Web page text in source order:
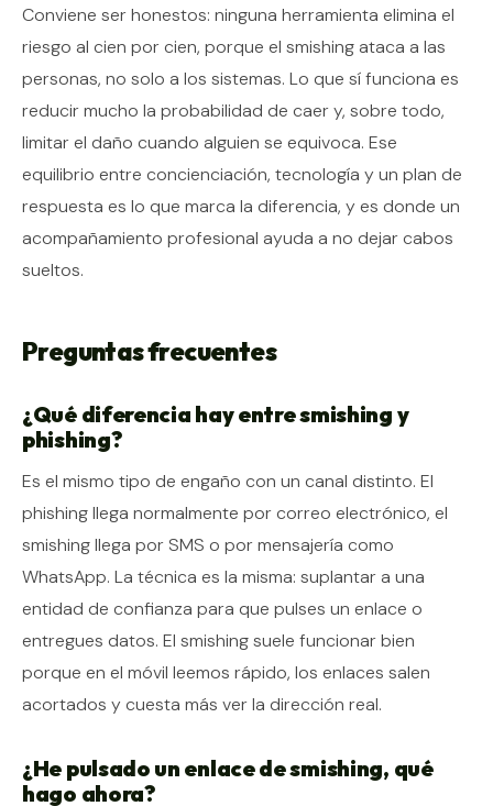
Conviene ser honestos: ninguna herramienta elimina el
riesgo al cien por cien, porque el smishing ataca a las
personas, no solo a los sistemas. Lo que sí funciona es
reducir mucho la probabilidad de caer y, sobre todo,
limitar el daño cuando alguien se equivoca. Ese
equilibrio entre concienciación, tecnología y un plan de
respuesta es lo que marca la diferencia, y es donde un
acompañamiento profesional ayuda a no dejar cabos
sueltos.
Preguntas frecuentes
¿Qué diferencia hay entre smishing y
phishing?
Es el mismo tipo de engaño con un canal distinto. El
phishing llega normalmente por correo electrónico, el
smishing llega por SMS o por mensajería como
WhatsApp. La técnica es la misma: suplantar a una
entidad de confianza para que pulses un enlace o
entregues datos. El smishing suele funcionar bien
porque en el móvil leemos rápido, los enlaces salen
acortados y cuesta más ver la dirección real.
¿He pulsado un enlace de smishing, qué
hago ahora?